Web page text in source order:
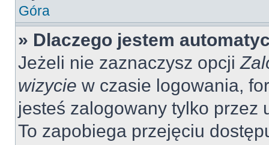
Góra
» Dlaczego jestem
Jeżeli nie zaznaczysz opcji
wizycie w czasie logowania,
jesteś zalogowany tylko przez
To zapobiega przejęciu